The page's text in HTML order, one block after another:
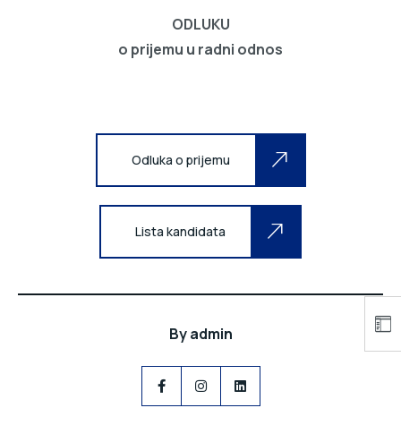
ODLUKU
o prijemu u radni odnos
Odluka o prijemu
Lista kandidata
Byadmin